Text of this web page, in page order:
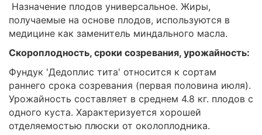
Назначение плодов универсальное. Жиры,
получаемые на основе плодов, используются в
медицине как заменитель миндального масла.
Скороплодность, сроки созревания, урожайность:
Фундук 'Дедоплис тита' относится к сортам
раннего срока созревания (первая половина июля).
Урожайность составляет в среднем 4.8 кг. плодов с
одного куста. Характеризуется хорошей
отделяемостью плюски от околоплодника.